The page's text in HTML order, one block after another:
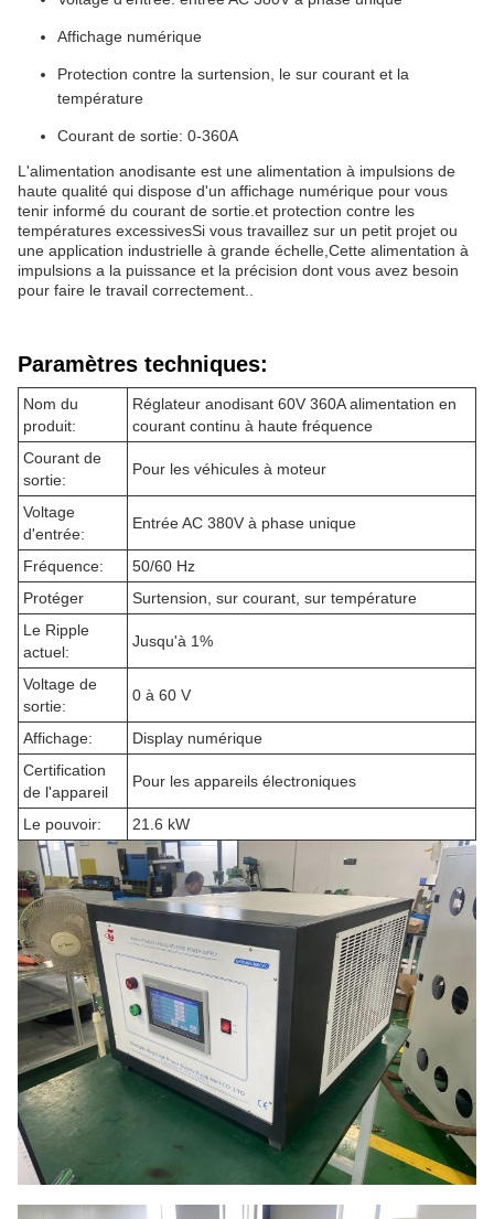
Affichage numérique
Protection contre la surtension, le sur courant et la
température
Courant de sortie: 0-360A
L'alimentation anodisante est une alimentation à impulsions de
haute qualité qui dispose d'un affichage numérique pour vous
tenir informé du courant de sortie.et protection contre les
températures excessivesSi vous travaillez sur un petit projet ou
une application industrielle à grande échelle,Cette alimentation à
impulsions a la puissance et la précision dont vous avez besoin
pour faire le travail correctement..
Paramètres techniques:
Nom du
produit:
Réglateur anodisant 60V 360A alimentation en
courant continu à haute fréquence
Courant de
sortie:
Pour les véhicules à moteur
Voltage
d'entrée:
Entrée AC 380V à phase unique
Fréquence:
50/60 Hz
Protéger
Surtension, sur courant, sur température
Le Ripple
actuel:
Jusqu'à 1%
Voltage de
sortie:
0 à 60 V
Affichage:
Display numérique
Certification
de l'appareil
Pour les appareils électroniques
Le pouvoir: 21.6 kW